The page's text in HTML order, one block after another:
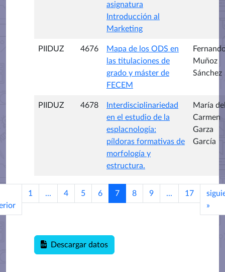
asignatura
Introducción al
Marketing
PIIDUZ 4676
Mapa de los ODS en
las titulaciones de
grado y máster de
FECEM
Muñoz
Sánchez
PIIDUZ 4678
Interdisciplinariedad
en el estudio de la
esplacnología:
píldoras formativas de
morfología y
estructura.
María
Carmen
Garza
García
1 ... 4 5 6 7 8 9 ... 17
»
Descargar datos